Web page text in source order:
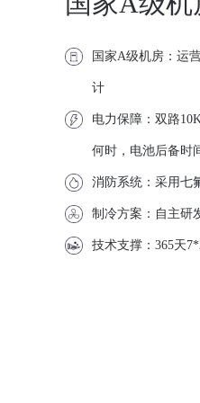
国家A级机房：运
计
电力保障：双路
何时，电池后备时
消防系统：采用七
制冷方案：自主研
技术支撑：365天